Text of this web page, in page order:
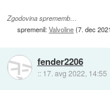
Zgodovina sprememb…
spremenil:Valvoline(7. dec
fender2206
:: 17. avg 2022, 14:55